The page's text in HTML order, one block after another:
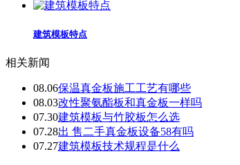
建筑模板特点
相关新闻
08.06保温真金板施工工艺有哪些
08.03改性聚氨酯板和真金板一样吗
07.30建筑模板与竹胶板怎么选
07.28出 售二手真金板设备58有吗
07.27建筑模板技术规程是什么